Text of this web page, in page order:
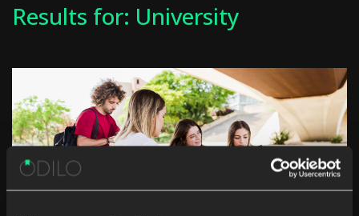
Results for: University